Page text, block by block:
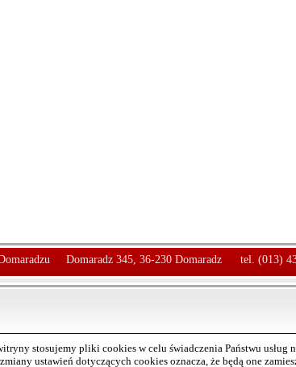
Domaradz 345, 36-230 Domaradz tel. (013)
stosujemy pliki cookies w celu świadczenia Państwu
ustawień dotyczących cookies oznacza, że będą one